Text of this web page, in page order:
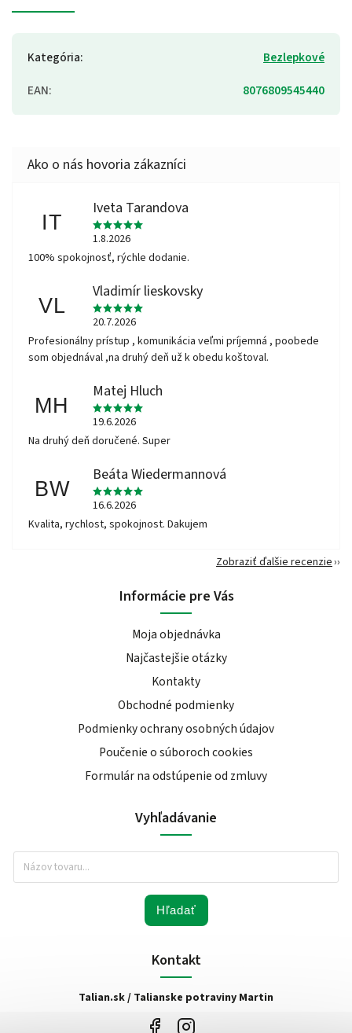
Kategória:
Bezlepkové
EAN: 8076809545440
IT
Iveta Tarandova
1.8.2026
100% spokojnosť, rýchle dodanie.
VL
Vladimír lieskovsky
20.7.2026
Profesionálny prístup , komunikácia veľmi príjemná , poobede
som objednával ,na druhý deň už k obedu koštoval.
MH
Matej Hluch
19.6.2026
Na druhý deň doručené. Super
BW
Beáta Wiedermannová
16.6.2026
Kvalita, rychlost, spokojnost. Dakujem
Zobraziť ďalšie recenzie
Informácie pre Vás
Moja objednávka
Najčastejšie otázky
Kontakty
Obchodné podmienky
Podmienky ochrany osobných údajov
Poučenie o súboroch cookies
Formulár na odstúpenie od zmluvy
Vyhľadávanie
Hľadať
Kontakt
Talian.sk / Talianske potraviny Martin